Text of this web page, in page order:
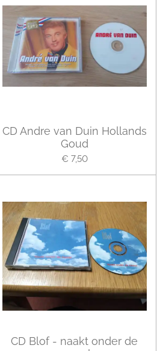
CD Andre van Duin Hollands
Goud
€ 7,50
CD Blof - naakt onder de